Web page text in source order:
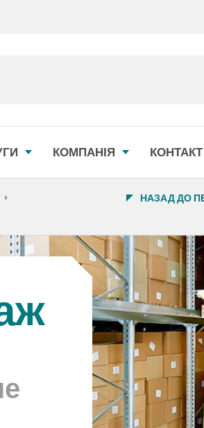
КОМПАНІЯ КОНТАКТ
НАЗАД ДО